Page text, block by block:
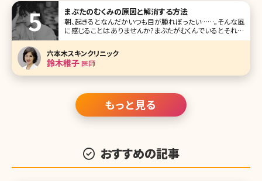
いでしょうか。そして意外とうまくできずに撃沈したこと
も……。 本来の口の形な
まぶたのむくみの原因と解消する方法
朝、起きるとなんだかいつも目が腫れぼったい……。そんな風
に感じることはありませんか?まぶたがむくんでいるとそれだ
けで目が小さく見えてしまい、顔全体が地味な印象になって
しまいます。逆に言えば、まぶたのむくみを解消するだけで、
目がすっきりとひとまわり大きく見えることもあるのです。こ
こでまぶたのむくみが
六本木スキンクリニック
鈴木稚子医師
もっと見る
おすすめの記事